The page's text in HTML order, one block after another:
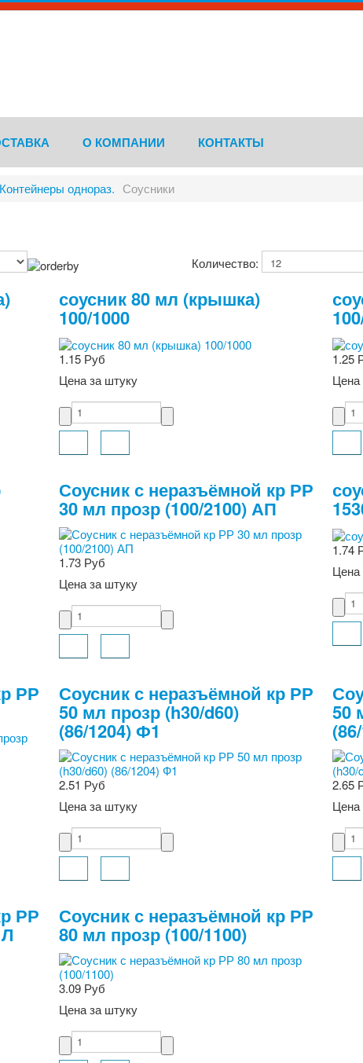
О КОМПАНИИ КОНТАКТЫ
Контейнеры однораз. Соусники
Количество:
соусник 80 мл (крышка)
100/1000
1.15 Руб
Цена за штуку
1.25
Цена
Соусник с неразъёмной кр РР
30 мл прозр (100/2100) АП
1.73 Руб
Цена за штуку
1.74
Цена
РР Соусник с неразъёмной кр РР
50 мл прозр (h30/d60)
(86/1204) Ф1
2.51 Руб
Цена за штуку
50
2.65
Цена
РР Соусник с неразъёмной кр РР
80 мл прозр (100/1100)
3.09 Руб
Цена за штуку